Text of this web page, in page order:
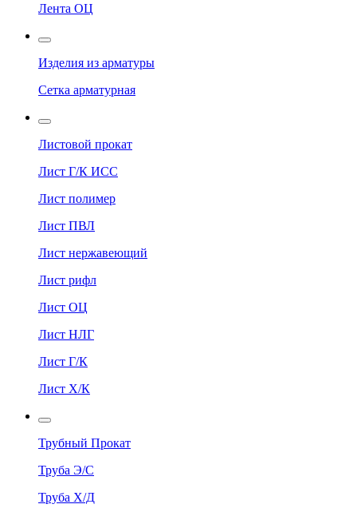
Лента ОЦ
Изделия из арматуры
Сетка арматурная
Листовой прокат
Лист Г/К ИСС
Лист полимер
Лист ПВЛ
Лист нержавеющий
Лист рифл
Лист ОЦ
Лист НЛГ
Лист Г/К
Лист Х/К
Трубный Прокат
Труба Э/С
Труба Х/Д